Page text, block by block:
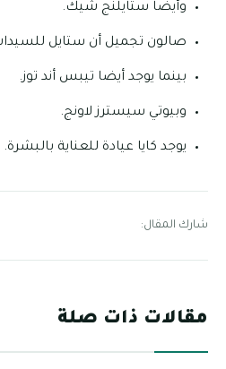
وأيضا ستايلنج شيك.
صالون تجميل أن ستايل
بينما يوجد أيضا تيبس أند توز.
وبيوتي سيسترز لاونج.
يوجد كايا عيادة للعناية بالبشرة.
شارك المقال:
مقالات ذات صلة